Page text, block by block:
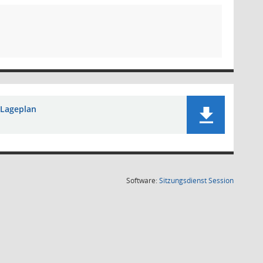
Lageplan
Software:SitzungsdienstSession(Wird in